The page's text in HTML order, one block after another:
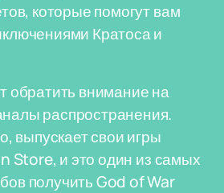
которые помогут вам
Кратоса и
обратить внимание на
распространения.
выпускает свои игры
Store, и это один из самых
получить God of War